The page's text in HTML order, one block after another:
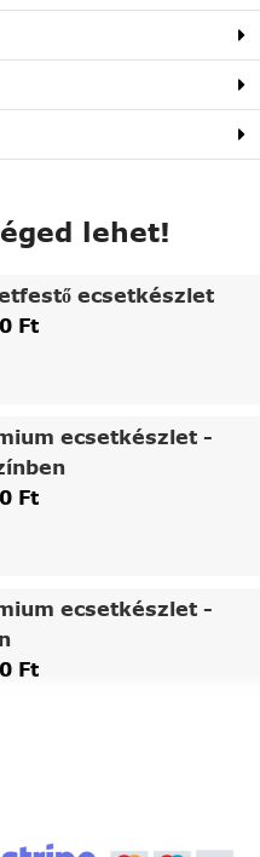
lehet!
ecsetkészlet
Ft
ecsetkészlet -
Ft
ecsetkészlet -
Ft